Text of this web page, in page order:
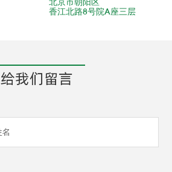
香江北路8号院A座三层
给我们留言